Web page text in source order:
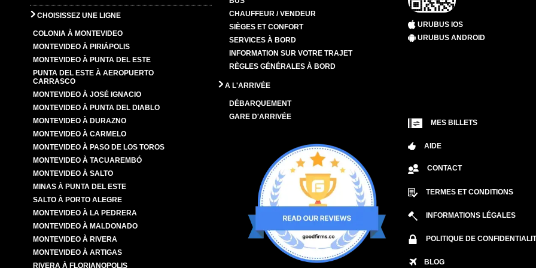
CHOISISSEZ UNE LIGNE
COLONIA À MONTEVIDEO
MONTEVIDEO À PIRIÁPOLIS
MONTEVIDEO À PUNTA DEL ESTE
PUNTA DEL ESTE À AEROPUERTO
CARRASCO
MONTEVIDEO À JOSÉ IGNACIO
MONTEVIDEO À PUNTA DEL DIABLO
MONTEVIDEO À DURAZNO
MONTEVIDEO À CARMELO
MONTEVIDEO À PASO DE LOS TOROS
MONTEVIDEO À TACUAREMBÓ
MONTEVIDEO À SALTO
MINAS À PUNTA DEL ESTE
SALTO À PORTO ALEGRE
MONTEVIDEO À LA PEDRERA
MONTEVIDEO À MALDONADO
MONTEVIDEO À RIVERA
MONTEVIDEO À ARTIGAS
RIVERA À FLORIANOPOLIS
CHAUFFEUR / VENDEUR
SIÈGES ET CONFORT
SERVICES À BORD
INFORMATION SUR VOTRE TRAJET
RÈGLES GÉNÉRALES À BORD
A L'ARRIVÉE
DÉBARQUEMENT
GARE D'ARRIVÉE
URUBUS IOS
URUBUS ANDROID
MES BILLETS
AIDE
CONTACT
TERMES ET CONDITIONS
INFORMATIONS LÉGALES
POLITIQUE DE
BLOG